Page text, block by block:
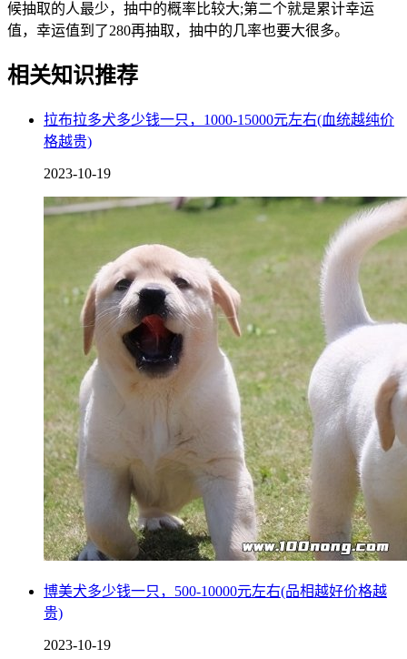
候抽取的人最少，抽中的概率比较大;第二个就是累计幸运
值，幸运值到了280再抽取，抽中的几率也要大很多。
相关知识推荐
拉布拉多犬多少钱一只，1000-15000元左右(血统越纯价
格越贵)
2023-10-19
博美犬多少钱一只，500-10000元左右(品相越好价格越
贵)
2023-10-19